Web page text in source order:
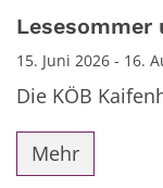
Datum: 15. Juni
Lesesommer
15. Juni 2026 - 16.
Die KÖB
Mehr